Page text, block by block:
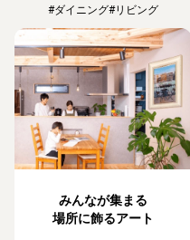
#ダイニング#リビング
みんなが集まる
場所に飾るアート